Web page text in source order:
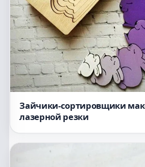
Зайчики-сортировщики
лазерной резки